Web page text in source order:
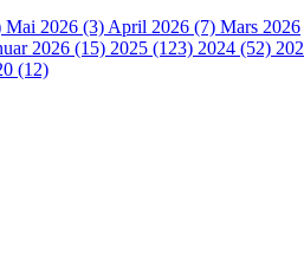
Mai 2026 (3) April 2026 (7) Mars 2026
2026 (15) 2025 (123) 2024 (52)
(12)